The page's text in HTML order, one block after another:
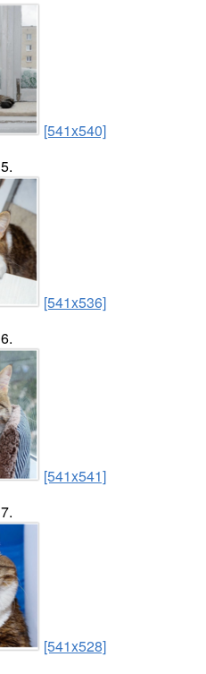
[541x540]
5.
[541x536]
6.
[541x541]
7.
[541x528]